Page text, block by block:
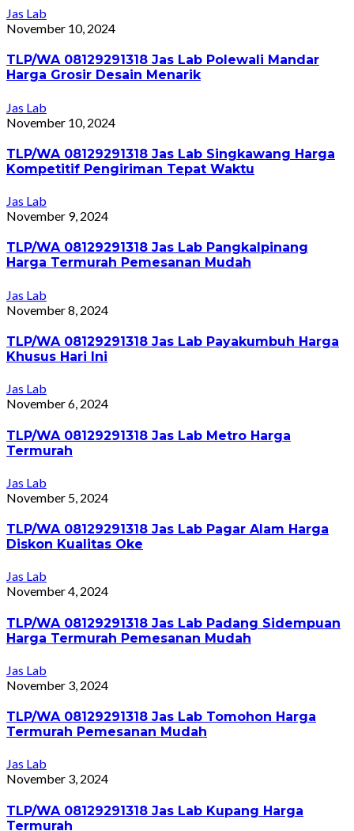
Jas Lab
November 10, 2024
TLP/WA 08129291318 Jas Lab Polewali Mandar
Harga Grosir Desain Menarik
Jas Lab
November 10, 2024
TLP/WA 08129291318 Jas Lab Singkawang Harga
Kompetitif Pengiriman Tepat Waktu
Jas Lab
November 9, 2024
TLP/WA 08129291318 Jas Lab Pangkalpinang
Harga Termurah Pemesanan Mudah
Jas Lab
November 8, 2024
TLP/WA 08129291318 Jas Lab Payakumbuh Harga
Khusus Hari Ini
Jas Lab
November 6, 2024
TLP/WA 08129291318 Jas Lab Metro Harga
Termurah
Jas Lab
November 5, 2024
TLP/WA 08129291318 Jas Lab Pagar Alam Harga
Diskon Kualitas Oke
Jas Lab
November 4, 2024
TLP/WA 08129291318 Jas Lab Padang Sidempuan
Harga Termurah Pemesanan Mudah
Jas Lab
November 3, 2024
TLP/WA 08129291318 Jas Lab Tomohon Harga
Termurah Pemesanan Mudah
Jas Lab
November 3, 2024
TLP/WA 08129291318 Jas Lab Kupang Harga
Termurah